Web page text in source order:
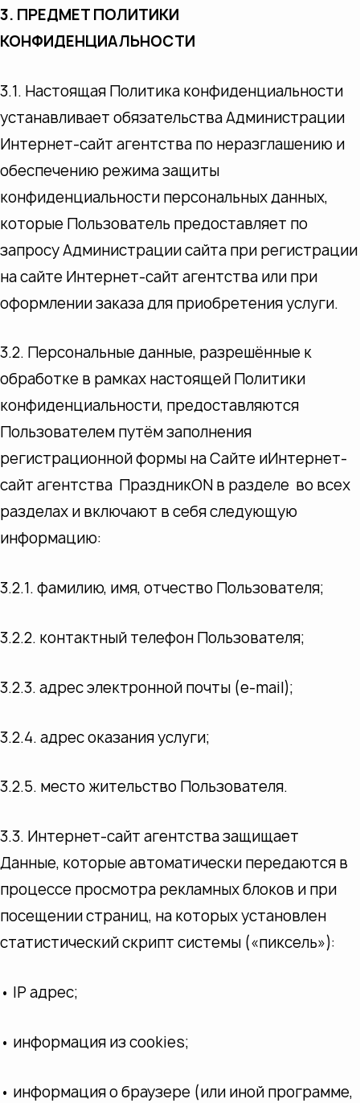
3. ПРЕДМЕТ ПОЛИТИКИ
КОНФИДЕНЦИАЛЬНОСТИ
3.1. Настоящая Политика конфиденциальности
устанавливает обязательства Администрации
Интернет-сайт агентства по неразглашению и
обеспечению режима защиты
конфиденциальности персональных данных,
которые Пользователь предоставляет по
запросу Администрации сайта при регистрации
на сайте Интернет-сайт агентства или при
оформлении заказа для приобретения услуги.
3.2. Персональные данные, разрешённые к
обработке в рамках настоящей Политики
конфиденциальности, предоставляются
Пользователем путём заполнения
регистрационной формы на Сайте иИнтернет-
сайт агентства ПраздникON в разделе во всех
разделах и включают в себя следующую
информацию:
3.2.1. фамилию, имя, отчество Пользователя;
3.2.2. контактный телефон Пользователя;
3.2.3. адрес электронной почты (e-mail);
3.2.4. адрес оказания услуги;
3.2.5. место жительство Пользователя.
3.3. Интернет-сайт агентства защищает
Данные, которые автоматически передаются в
процессе просмотра рекламных блоков и при
посещении страниц, на которых установлен
статистический скрипт системы («пиксель»):
• IP адрес;
• информация из cookies;
• информация о браузере (или иной программе,